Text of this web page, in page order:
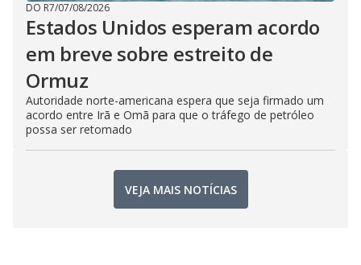
DO R7/07/08/2026
Estados Unidos esperam acordo
em breve sobre estreito de
Ormuz
Autoridade norte-americana espera que seja firmado um
acordo entre Irã e Omã para que o tráfego de petróleo
possa ser retomado
VEJA MAIS NOTÍCIAS